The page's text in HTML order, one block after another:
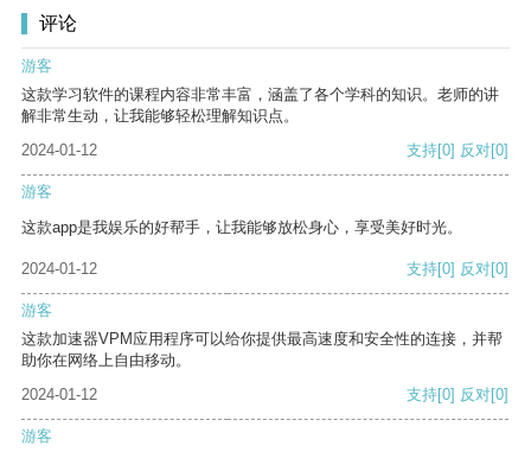
评论
游客
这款学习软件的课程内容非常丰富，涵盖了各个学科的知识。老师的讲
解非常生动，让我能够轻松理解知识点。
2024-01-12
支持[0] 反对[0]
游客
这款app是我娱乐的好帮手，让我能够放松身心，享受美好时光。
2024-01-12 支持[0] 反对[0]
游客
这款加速器VPM应用程序可以给你提供最高速度和安全性的连接，并帮
助你在网络上自由移动。
2024-01-12
支持[0] 反对[0]
游客